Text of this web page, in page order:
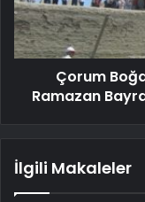
Çorum
Ramazan
İlgili Makaleler